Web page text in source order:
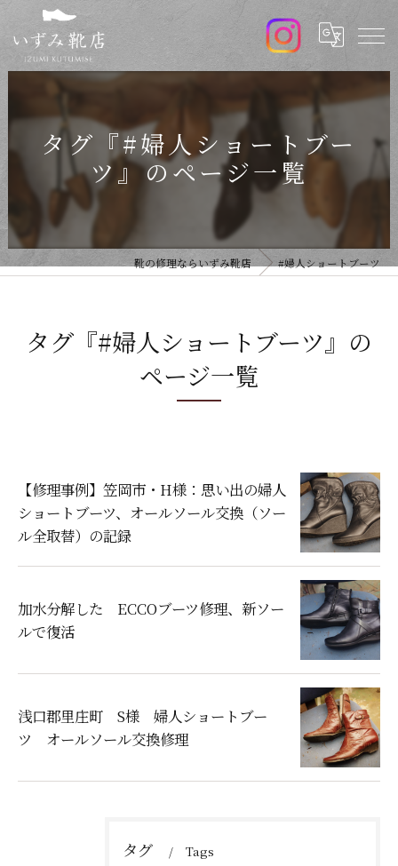
タグ『#婦人ショートブー
ツ』のページ一覧
靴の修理ならいずみ靴店 #婦人ショートブーツ
タグ『#婦人ショートブーツ』の
ページ一覧
【修理事例】笠岡市・H様：思い出の婦人
ショートブーツ、オールソール交換（ソー
ル全取替）の記録
加水分解した ECCOブーツ修理、新ソー
ルで復活
浅口郡里庄町 S様 婦人ショートブー
ツ オールソール交換修理
タグ Tags